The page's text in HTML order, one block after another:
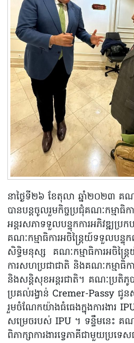
នាថ្ងៃទី២៦ ខែតុលា ឆ្នាំ២០២៣ គ
បានបន្តចូលរួមកិច្ចប្រជុំគណៈកម្មាធិ
អន្តរសភាទទួលបន្ទុកការអភិវឌ្ឍប្រ
គណៈកម្មាធិការអចិន្ត្រៃយ៍ទទួលបន្ទុ
សិទ្ធិមនុស្ស គណៈកម្មាធិការអចិន្ត្រៃ
ការសហប្រជាជាតិ និងគណៈកម្មាធិក
និងសន្តិសុខអន្តរជាតិ។ គណៈប្រតិ
ប្រគល់រង្វាន់ Cremer-Passy ជូ
រួមចំណែកយ៉ាងធំធេងក្នុងការងារ
សម្រេចរបស់ IPU ។ ទន្ទឹមនេះ គ
ពិភាក្សាការងារទ្វេភាគីជាមួយប្រទ